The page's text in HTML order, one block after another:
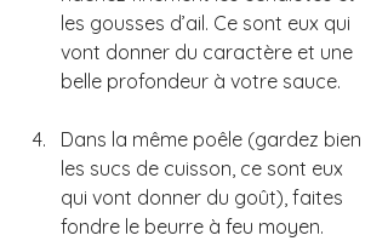
les gousses d’ail. Ce sont eux qui
vont donner du caractère et une
belle profondeur à votre sauce.
Dans la même poêle (gardez bien
les sucs de cuisson, ce sont eux
qui vont donner du goût), faites
fondre le beurre à feu moyen.